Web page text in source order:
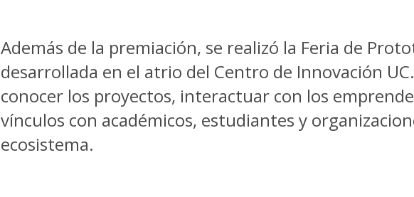
Además de la premiación, se realizó la Feria de
desarrollada en el atrio del Centro de Innovación
conocer los proyectos, interactuar con los
vínculos con académicos, estudiantes y
ecosistema.